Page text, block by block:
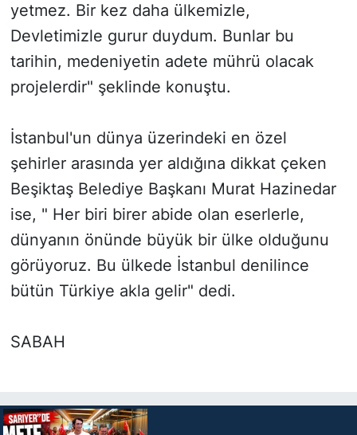
yetmez. Bir kez daha ülkemizle,
Devletimizle gurur duydum. Bunlar bu
tarihin, medeniyetin adete mührü olacak
projelerdir" şeklinde konuştu.
İstanbul'un dünya üzerindeki en özel
şehirler arasında yer aldığına dikkat çeken
Beşiktaş Belediye Başkanı Murat Hazinedar
ise, " Her biri birer abide olan eserlerle,
dünyanın önünde büyük bir ülke olduğunu
görüyoruz. Bu ülkede İstanbul denilince
bütün Türkiye akla gelir" dedi.
SABAH